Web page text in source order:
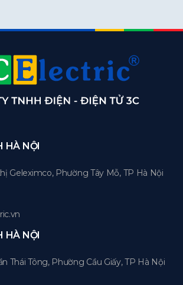
HÀ NỘI
Geleximco, Phường Tây Mỗ, TP Hà Nội
HÀ NỘI
Thái Tông, Phường Cầu Giấy, TP Hà Nội